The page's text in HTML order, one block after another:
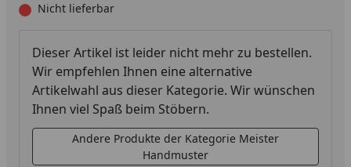
Nicht lieferbar
Dieser Artikel ist leider nicht mehr zu bestellen.
Wir empfehlen Ihnen eine alternative
Artikelwahl aus dieser Kategorie. Wir wünschen
Ihnen viel Spaß beim Stöbern.
Andere Produkte der Kategorie Meister
Handmuster